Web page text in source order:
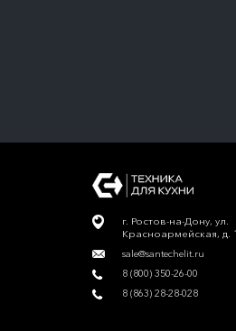
г. Ростов-на-Дону, ул.
Красноармейская, д.
sale@santechelit.ru
8 (800) 350-26-00
8 (863) 28-28-028